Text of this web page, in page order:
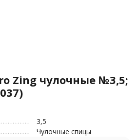
Zing чулочные №3,5;
3,5
Чулочные спицы